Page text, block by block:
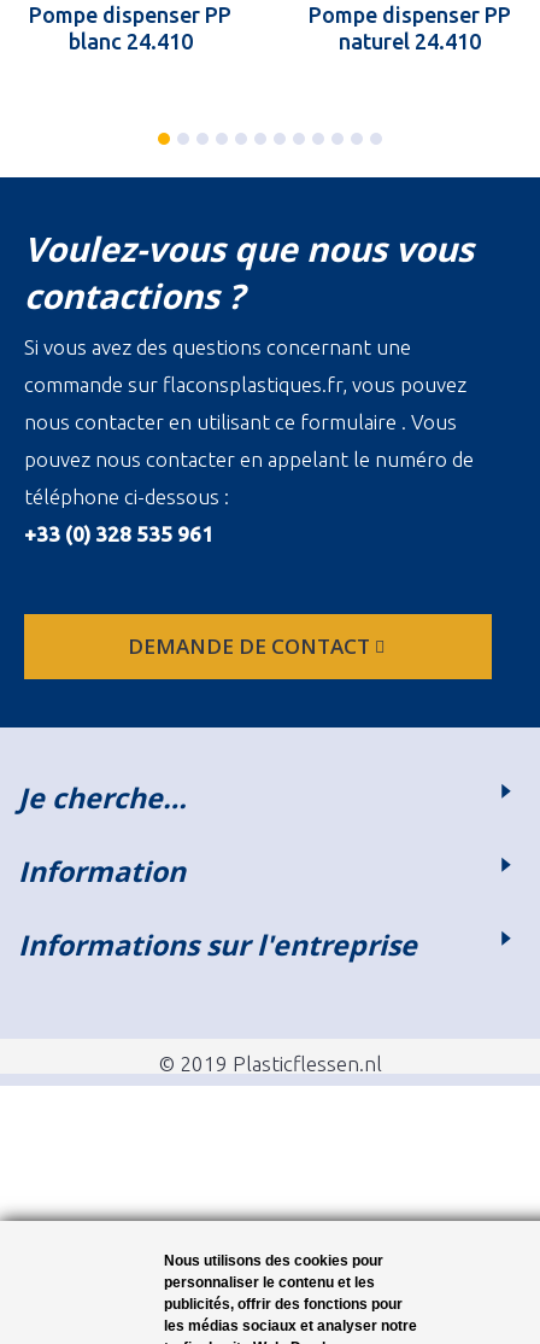
Pompe dispenser PP
blanc 24.410
Pompe dispenser PP
naturel 24.410
Voulez-vous que nous vous
contactions ?
Si vous avez des questions concernant une
commande sur flaconsplastiques.fr, vous pouvez
nous contacter en utilisant ce formulaire . Vous
pouvez nous contacter en appelant le numéro de
téléphone ci-dessous :
+33 (0) 328 535 961
DEMANDE DE CONTACT
Je cherche…
Information
Informations sur l'entreprise
© 2019 Plasticflessen.nl
Nous utilisons des cookies pour
personnaliser le contenu et les
publicités, offrir des fonctions pour
les médias sociaux et analyser notre